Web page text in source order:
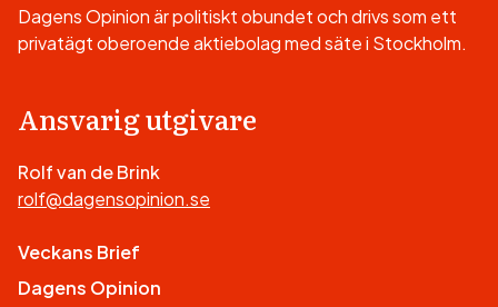
Dagens Opinion är politiskt obundet och drivs som ett
privatägt oberoende aktiebolag med säte i Stockholm.
Ansvarig utgivare
Rolf van de Brink
rolf@dagensopinion.se
Veckans Brief
Dagens Opinion